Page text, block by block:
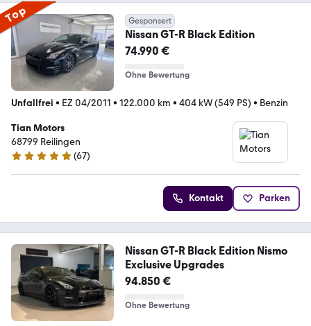
Top Gesponsert
Nissan GT-R Black Edition
74.990 €
Ohne Bewertung
Unfallfrei • EZ 04/2011 • 122.000 km • 404 kW (549 PS) • Benzin
Tian Motors
68799 Reilingen
5 Sterne
(67)
Kontakt Parken
Nissan GT-R Black Edition Nismo
Exclusive Upgrades
94.850 €
Ohne Bewertung